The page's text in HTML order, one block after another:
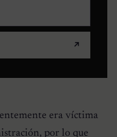
↗
era víctima
por lo que